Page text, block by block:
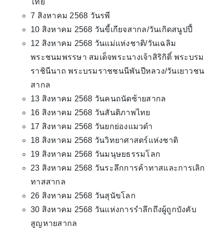
7 สิงหาคม 2568 วันรพี
10 สิงหาคม 2568 วันขี้เกียจสากล/วันเกิดสนูปปี้
12 สิงหาคม 2568 วันแม่แห่งชาติ/วันเฉลิม
พระชนมพรรษา สมเด็จพระนางเจ้าสิริกิติ์ พระบรม
ราชินีนาถ พระบรมราชชนนีพันปีหลวง/วันเยาวชน
สากล
13 สิงหาคม 2568 วันคนถนัดซ้ายสากล
16 สิงหาคม 2568 วันสันติภาพไทย
17 สิงหาคม 2568 วันยกย่องแมวดำ
18 สิงหาคม 2568 วันวิทยาศาสตร์แห่งชาติ
19 สิงหาคม 2568 วันมนุษยธรรมโลก
23 สิงหาคม 2568 วันระลึกการค้าทาสและการเลิก
ทาสสากล
26 สิงหาคม 2568 วันสุนัขโลก
30 สิงหาคม 2568 วันแห่งการรำลึกถึงผู้ถูกบังคับ
สูญหายสากล